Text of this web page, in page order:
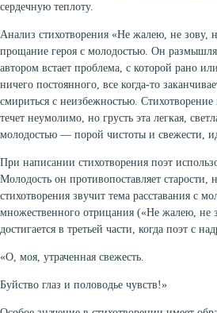
сердечную теплоту.
Анализ стихотворения «Не жалею, не зову,
прощание героя с молодостью. Он
автором встает проблема, с которой рано
ничего постоянного, все когда-то
смириться с неизбежностью.
течет неумолимо, но грусть эта легкая,
молодостью — порой чистоты и свежести,
При написании стихотворения поэт
Молодость он противопоставляет
стихотворения звучит тема расставания с
множественного отрицания («Не жалею, не
достигается в третьей части, когда поэт с
«О, моя, утраченная свежесть.
Буйство глаз и половодье чувств!»